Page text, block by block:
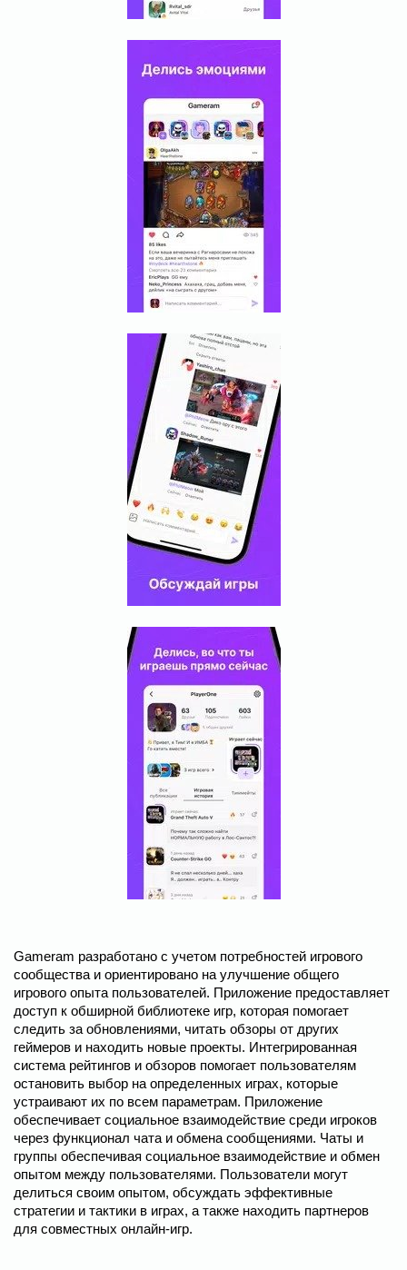
Gameram разработано с учетом потребностей игрового
сообщества и ориентировано на улучшение общего
игрового опыта пользователей. Приложение предоставляет
доступ к обширной библиотеке игр, которая помогает
следить за обновлениями, читать обзоры от других
геймеров и находить новые проекты. Интегрированная
система рейтингов и обзоров помогает пользователям
остановить выбор на определенных играх, которые
устраивают их по всем параметрам. Приложение
обеспечивает социальное взаимодействие среди игроков
через функционал чата и обмена сообщениями. Чаты и
группы обеспечивая социальное взаимодействие и обмен
опытом между пользователями. Пользователи могут
делиться своим опытом, обсуждать эффективные
стратегии и тактики в играх, а также находить партнеров
для совместных онлайн-игр.